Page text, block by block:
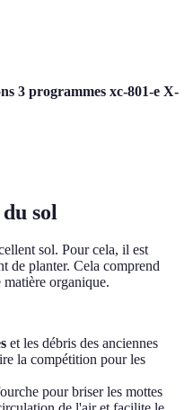
3 programmes xc-801-e X-
sol
sol. Pour cela, il est
de planter. Cela comprend
organique.
et les débris des anciennes
la compétition pour les
pour briser les mottes